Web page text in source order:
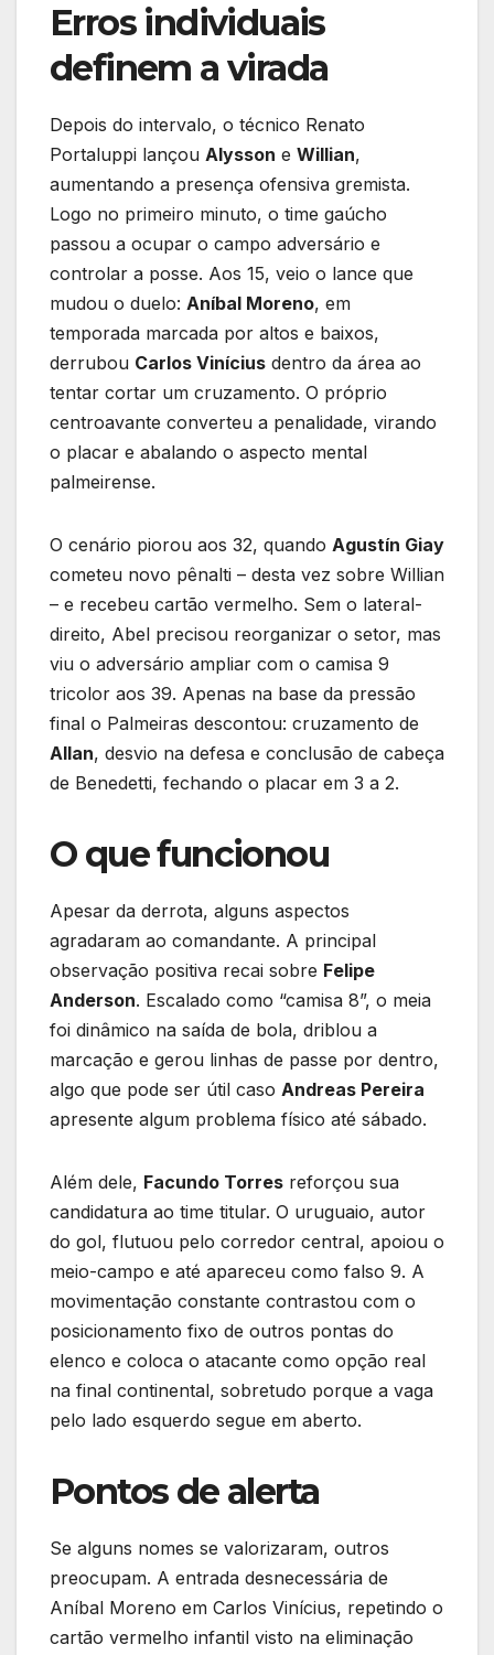
Erros individuais
definem a virada
Depois do intervalo, o técnico Renato
Portaluppi lançou Alysson e Willian,
aumentando a presença ofensiva gremista.
Logo no primeiro minuto, o time gaúcho
passou a ocupar o campo adversário e
controlar a posse. Aos 15, veio o lance que
mudou o duelo: Aníbal Moreno, em
temporada marcada por altos e baixos,
derrubou Carlos Vinícius dentro da área ao
tentar cortar um cruzamento. O próprio
centroavante converteu a penalidade, virando
o placar e abalando o aspecto mental
palmeirense.
O cenário piorou aos 32, quando Agustín Giay
cometeu novo pênalti – desta vez sobre Willian
– e recebeu cartão vermelho. Sem o lateral-
direito, Abel precisou reorganizar o setor, mas
viu o adversário ampliar com o camisa 9
tricolor aos 39. Apenas na base da pressão
final o Palmeiras descontou: cruzamento de
Allan, desvio na defesa e conclusão de cabeça
de Benedetti, fechando o placar em 3 a 2.
O que funcionou
Apesar da derrota, alguns aspectos
agradaram ao comandante. A principal
observação positiva recai sobre Felipe
Anderson. Escalado como “camisa 8”, o meia
foi dinâmico na saída de bola, driblou a
marcação e gerou linhas de passe por dentro,
algo que pode ser útil caso Andreas Pereira
apresente algum problema físico até sábado.
Além dele, Facundo Torres reforçou sua
candidatura ao time titular. O uruguaio, autor
do gol, flutuou pelo corredor central, apoiou o
meio-campo e até apareceu como falso 9. A
movimentação constante contrastou com o
posicionamento fixo de outros pontas do
elenco e coloca o atacante como opção real
na final continental, sobretudo porque a vaga
pelo lado esquerdo segue em aberto.
Pontos de alerta
Se alguns nomes se valorizaram, outros
preocupam. A entrada desnecessária de
Aníbal Moreno em Carlos Vinícius, repetindo o
cartão vermelho infantil visto na eliminação